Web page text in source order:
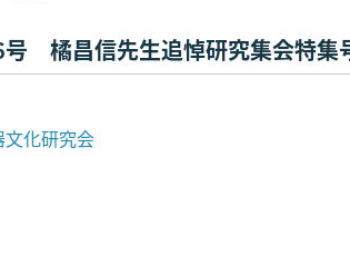
橘昌信先生追悼研究集会特集
化研究会